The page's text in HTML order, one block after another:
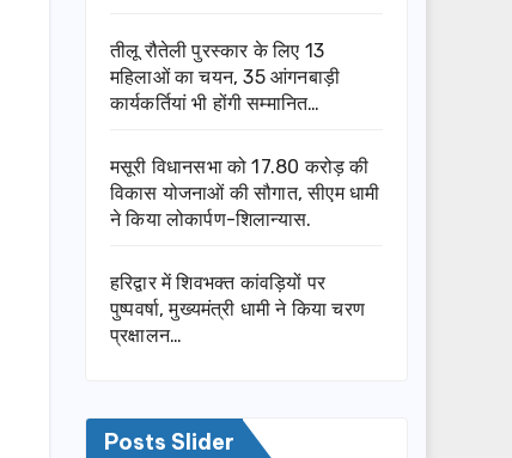
तीलू रौतेली पुरस्कार के लिए 13
महिलाओं का चयन, 35 आंगनबाड़ी
कार्यकर्तियां भी होंगी सम्मानित…
मसूरी विधानसभा को 17.80 करोड़ की
विकास योजनाओं की सौगात, सीएम धामी
ने किया लोकार्पण-शिलान्यास.
हरिद्वार में शिवभक्त कांवड़ियों पर
पुष्पवर्षा, मुख्यमंत्री धामी ने किया चरण
प्रक्षालन…
Posts Slider